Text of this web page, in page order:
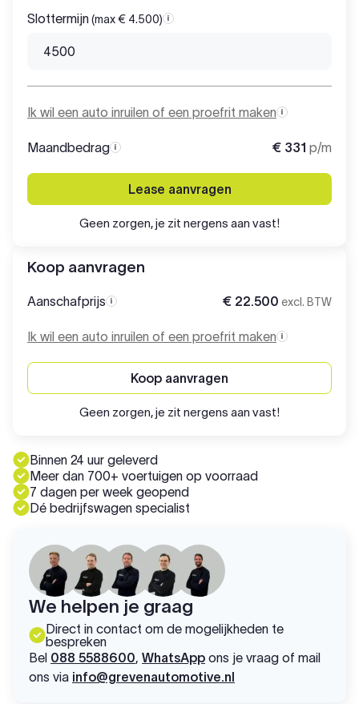
Slottermijn(max € 4.500) Slottermijn
Ik wil een auto inruilen of een proefrit maken
Maandbedrag Maandbedrag € 331 p/m
Lease aanvragen
Geen zorgen, je zit nergens aan vast!
Koop aanvragen
Aanschafprijs Aanschafprijs € 22.500 excl. BTW
Ik wil een auto inruilen of een proefrit maken
Koop aanvragen
Geen zorgen, je zit nergens aan vast!
Binnen 24 uur geleverd
Meer dan 700+ voertuigen op voorraad
7 dagen per week geopend
Dé bedrijfswagen specialist
We helpen je graag
Direct in contact om de mogelijkheden te
bespreken
Bel 088 5588600, WhatsApp ons je vraag of mail
ons via info@grevenautomotive.nl